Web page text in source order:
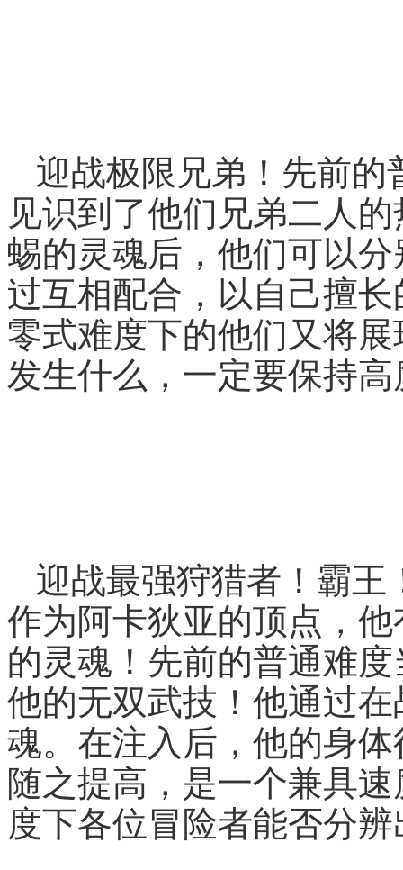
迎战极限兄弟！先前的
见识到了他们兄弟二人
蜴的灵魂后，他们可以
过互相配合，以自己擅
零式难度下的他们又将
发生什么，一定要保持
迎战最强狩猎者！霸王
作为阿卡狄亚的顶点，
的灵魂！先前的普通难
他的无双武技！他通过
魂。在注入后，他的身
随之提高，是一个兼具
度下各位冒险者能否分